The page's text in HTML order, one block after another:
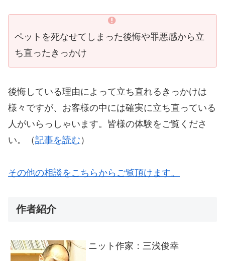
ペットを死なせてしまった後悔や罪悪感から立
ち直ったきっかけ
後悔している理由によって立ち直れるきっかけは
様々ですが、お客様の中には確実に立ち直っている
人がいらっしゃいます。皆様の体験をご覧くださ
い。（記事を読む ）
その他の相談をこちらからご覧頂けます。
作者紹介
ニット作家：三浅俊幸